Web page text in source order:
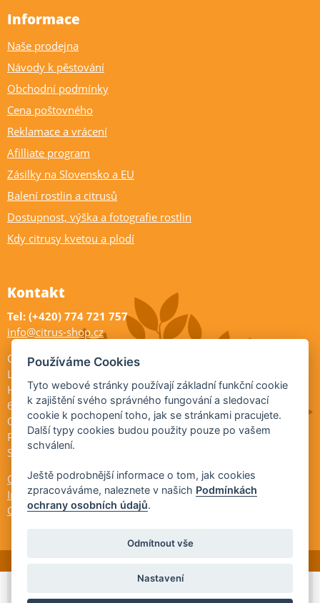
Informace
Naše prodejna
Návody k pěstování
Obchodní podmínky
Cena poštovného
Reklamace a vrácení
Afilliate program
Zásilky na Slovensko a EU
Balení rostlin a citrusů
Dostupnost, výška a fotografie rostlin
Kdy citrusy kvetou a plodí
Kontakt
Tel: (+420) 774 721 757
info@citrus-shop.cz
Citrus shop zahradnictví
Legionářů 2
Hodonín
695 01
Otevřeno:
Po-Pá 9-17
So 9-11:30
Ochrana osobních údajů
Informace ÚKZÚZ
Cookies
© 2026 Citrus-shop.cz -Partnerský
Používáme Cookies
Tyto webové stránky používají základní funkční cookie
k zajištění svého správného fungování a sledovací
cookie k pochopení toho, jak se stránkami pracujete.
Další typy cookies budou použity pouze po vašem
schválení.
Ještě podrobnější informace o tom, jak cookies
zpracováváme, naleznete v našich Podmínkách
ochrany osobních údajů.
Odmítnout vše
Nastavení